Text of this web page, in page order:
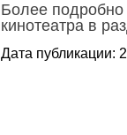
Более
кинотеатра в
Дата публикации: